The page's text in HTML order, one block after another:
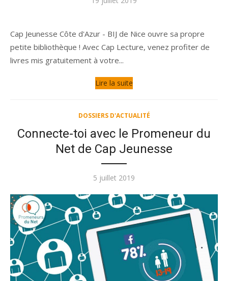
Cap Jeunesse Côte d'Azur - BIJ de Nice ouvre sa propre
petite bibliothèque ! Avec Cap Lecture, venez profiter de
livres mis gratuitement à votre...
Lire la suite
DOSSIERS D'ACTUALITÉ
Connecte-toi avec le Promeneur du
Net de Cap Jeunesse
Publié
5 juillet 2019